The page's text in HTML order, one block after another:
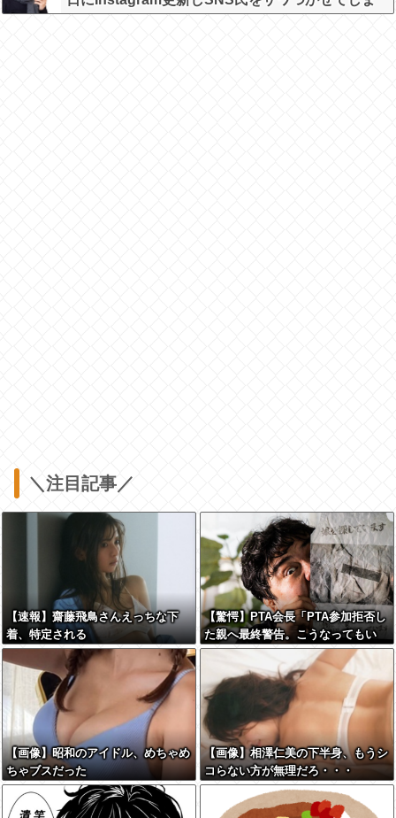
＼注目記事／
【速報】齋藤飛鳥さんえっちな下
着、特定される
【驚愕】PTA会長「PTA参加拒否し
た親へ最終警告。こうなってもい
い？」←コレはどっちが悪いのか？
大論争が巻き起こってしまう…
【画像】昭和のアイドル、めちゃめ
ちゃブスだった
【画像】相澤仁美の下半身、もうシ
コらない方が無理だろ・・・